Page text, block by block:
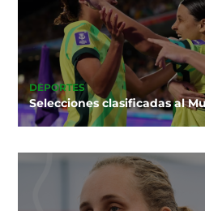
DEPORTES
Selecciones clasificadas al